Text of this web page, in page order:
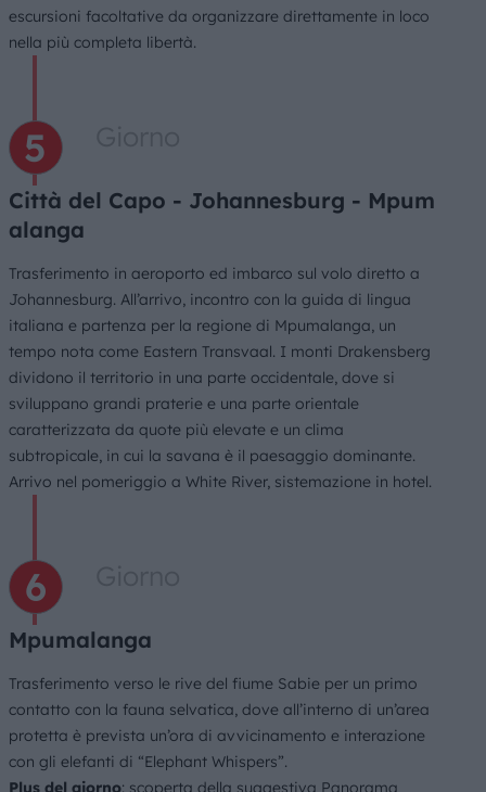
escursioni facoltative da organizzare direttamente in loco
nella più completa libertà.
Città del Capo - Johannesburg - Mpum
alanga
Trasferimento in aeroporto ed imbarco sul volo diretto a
Johannesburg. All’arrivo, incontro con la guida di lingua
italiana e partenza per la regione di Mpumalanga, un
tempo nota come Eastern Transvaal. I monti Drakensberg
dividono il territorio in una parte occidentale, dove si
sviluppano grandi praterie e una parte orientale
caratterizzata da quote più elevate e un clima
subtropicale, in cui la savana è il paesaggio dominante.
Arrivo nel pomeriggio a White River, sistemazione in hotel.
Mpumalanga
Trasferimento verso le rive del fiume Sabie per un primo
contatto con la fauna selvatica, dove all’interno di un’area
protetta è prevista un’ora di avvicinamento e interazione
con gli elefanti di “Elephant Whispers”.
Plus del giorno: scoperta della suggestiva Panorama